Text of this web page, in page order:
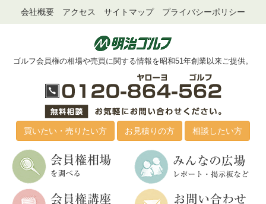
会社概要 アクセス サイトマップ プライバシーポリシー
ゴルフ会員権の相場や売買に関する情報を昭和51年創業以来ご提供。
買いたい・売りたい方 お見積りの方 相談したい方